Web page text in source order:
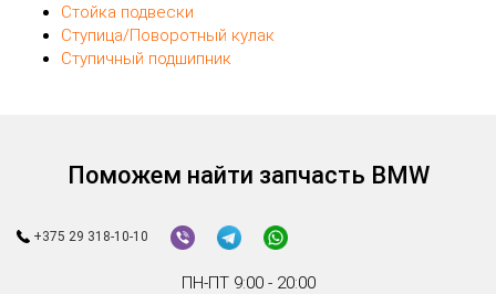
Стойка подвески
Ступица/Поворотный кулак
Ступичный подшипник
Поможем найти запчасть BMW
+375 29 318-10-10
ПН-ПТ 9:00 - 20:00